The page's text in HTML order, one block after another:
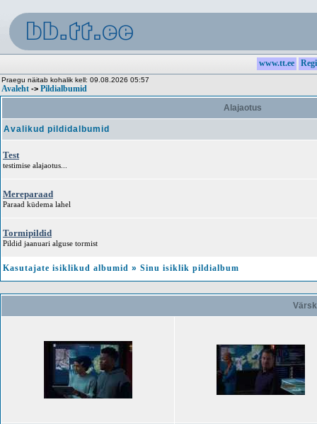
www.tt.ee
Praegu näitab kohalik kell: 09.08.2026 05:57
Avaleht -> Pildialbumid
Alajaotus
Avalikud pildidalbumid
Test
testimise alajaotus...
Mereparaad
Paraad küdema lahel
Tormipildid
Pildid jaanuari alguse tormist
Kasutajate isiklikud albumid » Sinu isiklik pildialbum